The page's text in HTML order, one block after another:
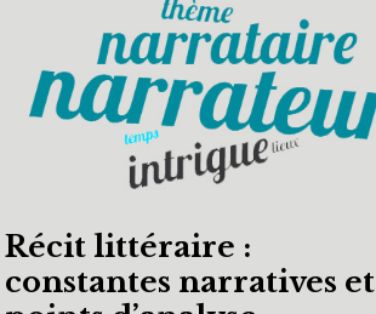
Récit littéraire :
constantes narratives et